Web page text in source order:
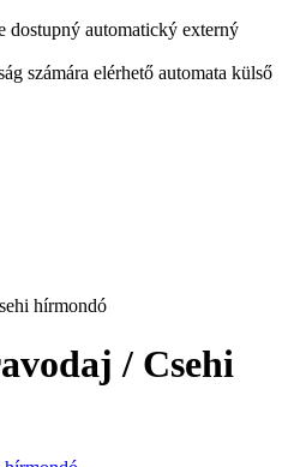
dostupný automatický externý
számára elérhető automata külső
hírmondó
/ Csehi